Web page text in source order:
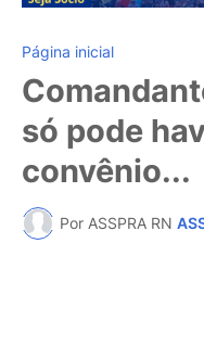
Página inicial
só pode
convênio...
Por ASSPRA RN